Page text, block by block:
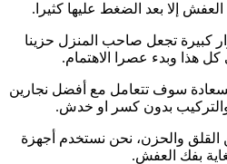
إلا بعد الضغط عليها كثيرا.
كبيرة تجعل صاحب المنزل حزينا
كل هذا وبدء عصرا الاهتمام.
سوف تتعامل مع أفضل نجارين
بدون كسر او خدش.
القلق والحزن، نحن نستخدم أجهزة
بفك العفش.